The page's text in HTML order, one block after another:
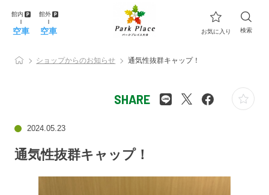
館内
空車
館外
空車 お気に入り 検索
ショップからのお知らせ 通気性抜群キャップ！
SHARE
2024.05.23
通気性抜群キャップ！